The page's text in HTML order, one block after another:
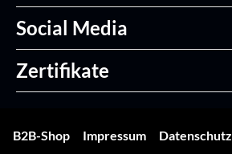
Social Media
Zertifikate
B2B-Shop Impressum Datenschutz